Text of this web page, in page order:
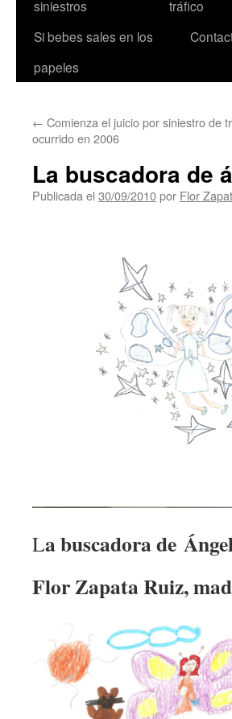
siniestros
tráfico
Si bebes sales en los
papeles
← Comienza el juicio por siniestro de
ocurrido en 2006
La buscadora de
Publicada el 30/09/2010por Flor
La buscadora de
Flor Zapata Ruiz,